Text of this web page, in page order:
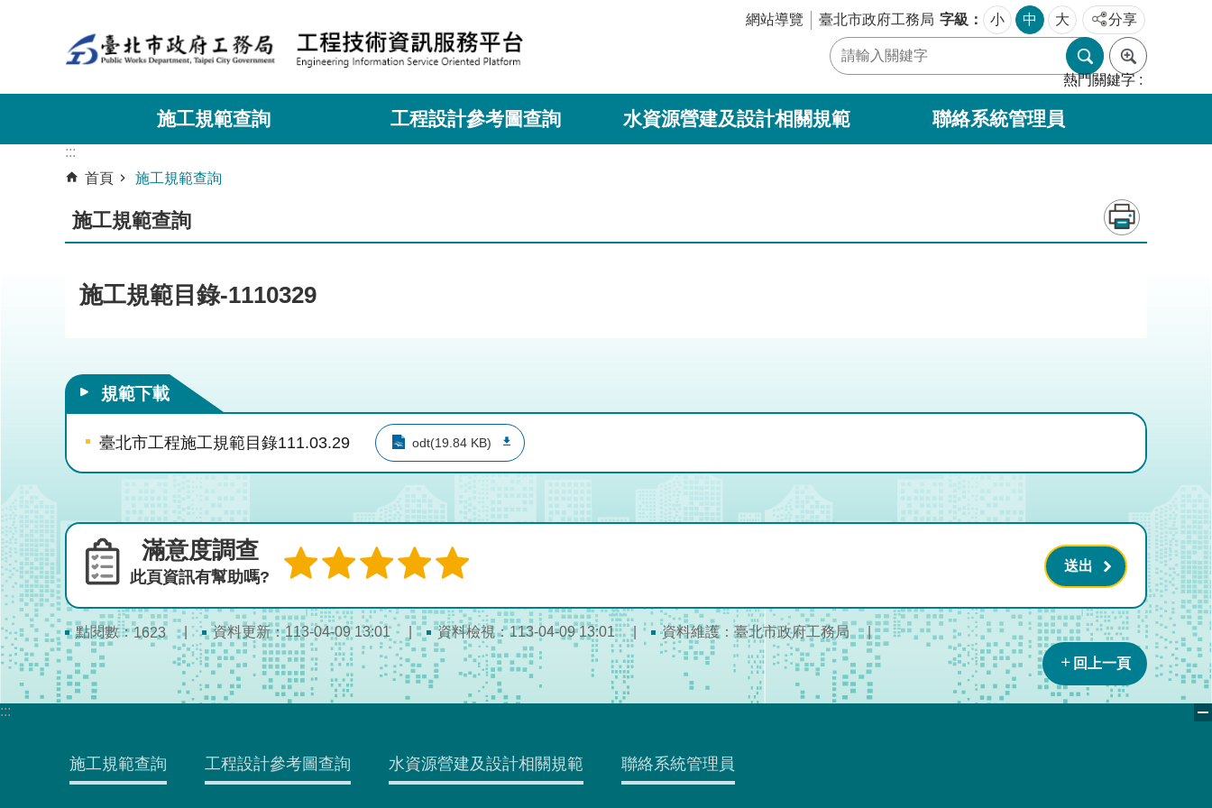
網站導覽 臺北市政府工務局 字級 小 中 大 分享
熱門關鍵字
施工規範查詢 工程設計參考圖查詢 水資源營建及設計相關規範 聯絡系統管理員
:::
首頁
施工規範查詢
施工規範查詢
施工規範目錄-1110329
規範下載
臺北市工程施工規範目錄111.03.29 odt(19.84 KB)
滿意度調查
此頁資訊有幫助嗎?
點閱數：1623 資料更新：113-04-09 13:01 資料檢視：113-04-09 13:01 資料維護：臺北市政府工務局
回上一頁
:::
施工規範查詢 工程設計參考圖查詢 水資源營建及設計相關規範 聯絡系統管理員